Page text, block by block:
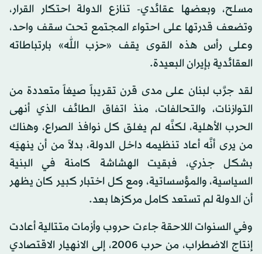
مسلح، وبعضها عقائدي- تنازع الدولة احتكار القرار،
وتضعف قدرتها على احتواء المجتمع تحت سقف واحد،
وعلى رأس هذه القوى يقف «حزب الله» بارتباطاته
العقائدية بإيران البعيدة.
لقد جرَّب لبنان على مدى قرن تقريباً صيغاً متعددة من
التوازنات، والتحالفات، منذ اتفاق الطائف الذي أنهى
الحرب الأهلية، لكنَّه لم يغلق كل نوافذ الصراع، وهناك
من يرى أنَّه أعاد تنظيمه داخل الدولة، بدلاً من أن ينهيَه
بشكل جذري، فبقيت الهشاشة كامنة في البنية
السياسية، والمؤسساتية، ومع كل اختبار كبير كان يظهر
أن الدولة لم تستعد كامل مركزها بعد.
وفي السنوات اللاحقة جاءت حروب وأزمات متتالية أعادت
إنتاج الاضطراب، من حرب 2006، إلى الانهيار الاقتصادي